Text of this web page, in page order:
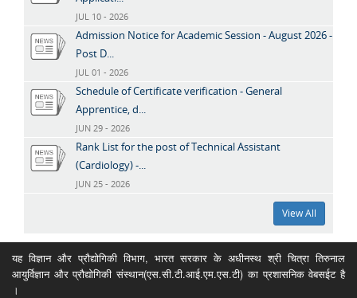
JUL 10 - 2026
Admission Notice for Academic Session - August 2026 -
Post D...
JUL 01 - 2026
Schedule of Certificate verification - General
Apprentice, d...
JUN 29 - 2026
Rank List for the post of Technical Assistant
(Cardiology) -...
JUN 25 - 2026
View All
यह विज्ञान और प्रौद्योगिकी विभाग, भारत सरकार के अधीनस्थ श्री चित्रा तिरुनाल
आयुर्विज्ञान और प्रौद्योगिकी संस्थान(एस.सी.टी.आई.एम.एस.टी) का प्रशासनिक वेबसईट है
।